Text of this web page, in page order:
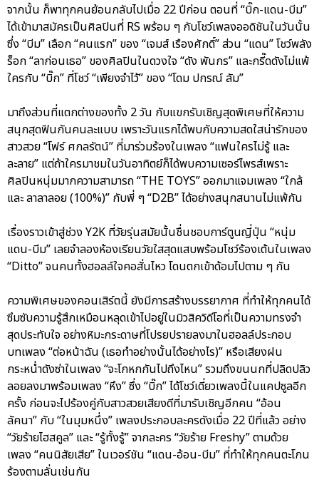
จากนั้น ก็พาทุกคนย้อนกลับไปเมื่อ 22 ปีก่อน ตอนที่ “บิ๊ก-แดน-บีม”
ได้เข้ามาสมัครเป็นศิลปินที่ RS พร้อม ๆ กับโชว์เพลงออดิชันในวันนั้น
ซึ่ง “บีม” เลือก “คนแรก” ของ “เจมส์ เรืองศักดิ์” ส่วน “แดน” โชว์พลัง
ร็อก “ลาก่อนเธอ” ของศิลปินในดวงใจ “ดัง พันกร” และกรี๊ดดังไม่แพ้
ใครกับ “บิ๊ก” ที่โชว์ “เพียงจำไว้” ของ “โดม ปกรณ์ ลัม”
มาถึงส่วนที่แตกต่างของทั้ง 2 วัน กับแขกรับเชิญสุดพิเศษที่ให้ความ
สนุกสุดฟินกันคนละแบบ เพราะวันแรกได้พบกับความสดใสน่ารักของ
สาวสวย “โฟร์ ศกลรัตน์” ที่มาร่วมร้องในเพลง “แฟนใครไม่รู้ และ
ละลาย” แต่ถ้าใครมาชมในวันอาทิตย์ก็ได้พบความเซอร์ไพรส์เพราะ
ศิลปินหนุ่มมากความสามารถ “THE TOYS” ออกมาแจมเพลง “ใกล้
และ ลาลาลอย (100%)” กับพี่ ๆ “D2B” ได้อย่างสนุกสนานไม่แพ้กัน
เรื่องราวเข้าสู่ช่วง Y2K ที่วัยรุ่นสมัยนั้นชื่นชอบการ์ตูนญี่ปุ่น “หนุ่ม
แดน-บีม” เลยจำลองห้องเรียนวัยใสสุดแสบพร้อมโชว์ร้องเต้นในเพลง
“Ditto” จนคนทั้งฮอลล์ใจคอสั่นไหว โดนตกเข้าด้อมไปตาม ๆ กัน
ความพิเศษของคอนเสิร์ตนี้ ยังมีการสร้างบรรยากาศ ที่ทำให้ทุกคนได้
ซึมซับความรู้สึกเหมือนหลุดเข้าไปอยู่ในมิวสิควิดีโอที่เป็นความทรงจำ
สุดประทับใจ อย่างหิมะกระดาษที่โปรยปรายลงมาในฮอลล์ประกอบ
บทเพลง “ต่อหน้าฉัน (เธอทำอย่างนั้นได้อย่างไร)” หรือเสียงฝน
กระหน่ำดังซ่าในเพลง “จะโกหกกันไปถึงไหน” รวมถึงขนนกที่ปลิดปลิว
ลอยลงมาพร้อมเพลง “หึง” ซึ่ง “บิ๊ก” ได้โชว์เดี่ยวเพลงนี้ในแคปซูลอีก
ครั้ง ก่อนจะไปร้องคู่กับสาวสวยเสียงดีที่มารับเชิญอีกคน “อ้อน
ลัคนา” กับ “ในมุมหนึ่ง” เพลงประกอบละครดังเมื่อ 22 ปีที่แล้ว อย่าง
“วัยร้ายไฮสคูล” และ “รู้ทั้งรู้” จากละคร “วัยร้าย Freshy” ตามด้วย
เพลง “คนนิสัยเสีย” ในเวอร์ชัน “แดน-อ้อน-บีม” ที่ทำให้ทุกคนตะโกน
ร้องตามลั่นเช่นกัน